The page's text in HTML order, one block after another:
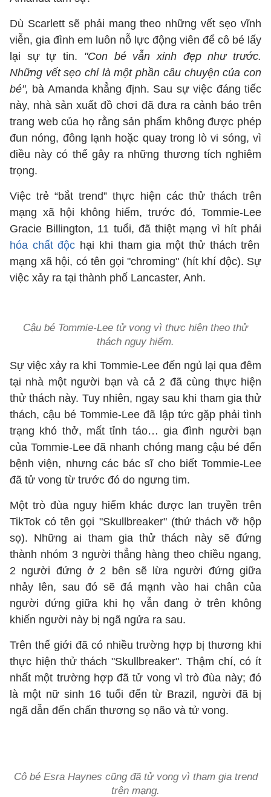
Dù Scarlett sẽ phải mang theo những vết sẹo vĩnh
viễn, gia đình em luôn nỗ lực động viên để cô bé lấy
lại sự tự tin. "Con bé vẫn xinh đẹp như trước.
Những vết sẹo chỉ là một phần câu chuyện của con
bé", bà Amanda khẳng định. Sau sự việc đáng tiếc
này, nhà sản xuất đồ chơi đã đưa ra cảnh báo trên
trang web của họ rằng sản phẩm không được phép
đun nóng, đông lạnh hoặc quay trong lò vi sóng, vì
điều này có thể gây ra những thương tích nghiêm
trọng.
Việc trẻ “bắt trend” thực hiện các thử thách trên
mạng xã hội không hiếm, trước đó, Tommie-Lee
Gracie Billington, 11 tuổi, đã thiệt mạng vì hít phải
hóa chất độc hại khi tham gia một thử thách trên
mạng xã hội, có tên gọi "chroming" (hít khí độc). Sự
việc xảy ra tại thành phố Lancaster, Anh.
Cậu bé Tommie-Lee tử vong vì thực hiện theo thử
thách nguy hiểm.
Sự việc xảy ra khi Tommie-Lee đến ngủ lại qua đêm
tại nhà một người bạn và cả 2 đã cùng thực hiện
thử thách này. Tuy nhiên, ngay sau khi tham gia thử
thách, cậu bé Tommie-Lee đã lập tức gặp phải tình
trạng khó thở, mất tỉnh táo… gia đình người bạn
của Tommie-Lee đã nhanh chóng mang cậu bé đến
bệnh viện, nhưng các bác sĩ cho biết Tommie-Lee
đã tử vong từ trước đó do ngưng tim.
Một trò đùa nguy hiểm khác được lan truyền trên
TikTok có tên gọi "Skullbreaker" (thử thách vỡ hộp
sọ). Những ai tham gia thử thách này sẽ đứng
thành nhóm 3 người thẳng hàng theo chiều ngang,
2 người đứng ở 2 bên sẽ lừa người đứng giữa
nhảy lên, sau đó sẽ đá mạnh vào hai chân của
người đứng giữa khi họ vẫn đang ở trên không
khiến người này bị ngã ngửa ra sau.
Trên thế giới đã có nhiều trường hợp bị thương khi
thực hiện thử thách "Skullbreaker". Thậm chí, có ít
nhất một trường hợp đã tử vong vì trò đùa này; đó
là một nữ sinh 16 tuổi đến từ Brazil, người đã bị
ngã dẫn đến chấn thương sọ não và tử vong.
Cô bé Esra Haynes cũng đã tử vong vì tham gia trend
trên mạng.